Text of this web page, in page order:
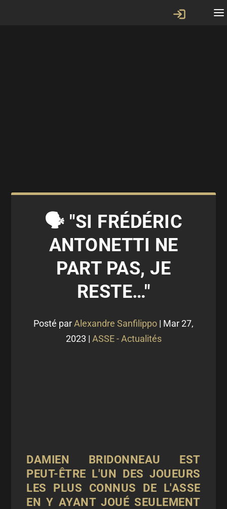
🗣 "SI FRÉDÉRIC
ANTONETTI NE
PART PAS, JE
RESTE…"
Posté parAlexandre Sanfilippo | Mar 27,
2023 | ASSE - Actualités
DAMIEN BRIDONNEAU EST
PEUT-ÊTRE L'UN DES JOUEURS
LES PLUS CONNUS DE L'ASSE
EN Y AYANT JOUÉ SEULEMENT